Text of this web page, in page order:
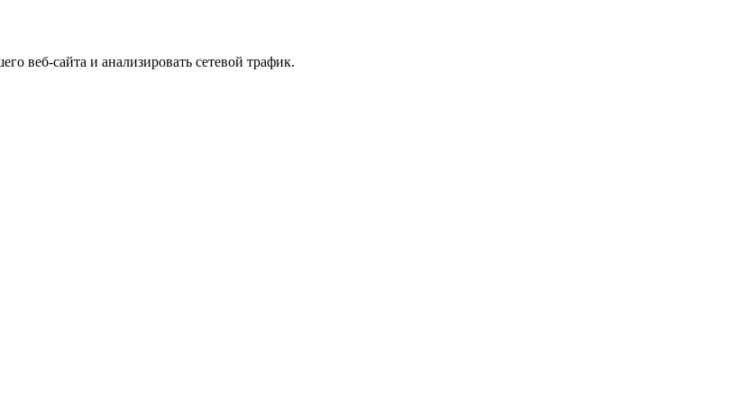
веб-сайта и анализировать сетевой трафик.